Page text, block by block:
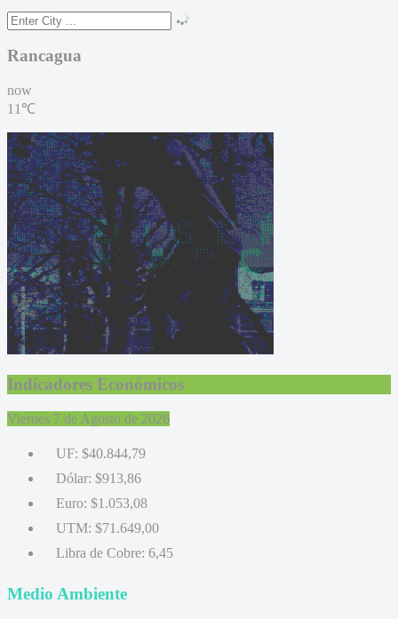
Rancagua
now
11℃
Indicadores Económicos
Viernes 7 de Agosto de 2026
UF: $40.844,79
Dólar: $913,86
Euro: $1.053,08
UTM: $71.649,00
Libra de Cobre: 6,45
Medio Ambiente